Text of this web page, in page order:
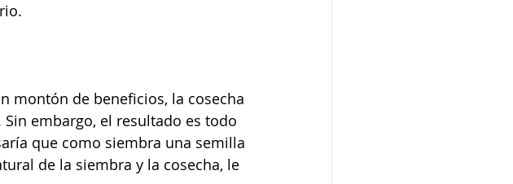
montón de beneficios, la cosecha
embargo, el resultado es todo
que como siembra una semilla
de la siembra y la cosecha, le